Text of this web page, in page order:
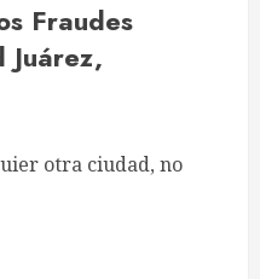
Fraudes
Juárez,
otra ciudad, no